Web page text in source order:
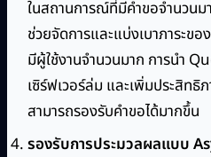
ในสถานการณ์ที่มีคำขอจำนวน
ช่วยจัดการและแบ่งเบาภาระข
มีผู้ใช้งานจำนวนมาก การนำ
เซิร์ฟเวอร์ล่ม และเพิ่มประสิทธิ
สามารถรองรับคำขอได้มากขึ้น
รองรับการประมวลผลแบบ